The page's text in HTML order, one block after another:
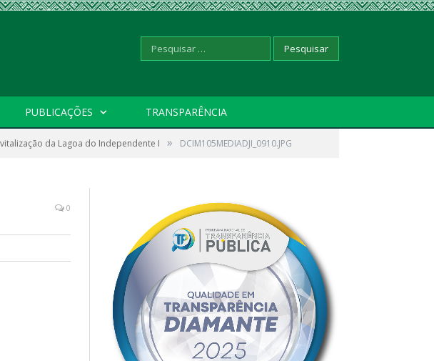
Pesquisar
por:
PUBLICAÇÕES TRANSPARÊNCIA
da Lagoa do Independente I » DCIM105MEDIADJI_0910.JPG
0